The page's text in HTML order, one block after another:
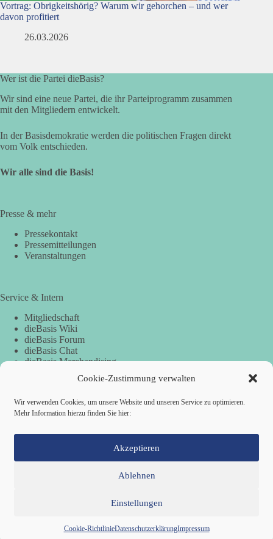
Cookie-Zustimmung verwalten
Wir verwenden Cookies, um unsere Website und unseren Service zu optimieren.
Mehr Information hierzu finden Sie hier:
Akzeptieren
Ablehnen
Einstellungen
Cookie-RichtlinieDatenschutzerklärungImpressum
Vortrag: Obrigkeitshörig? Warum wir gehorchen – und wer
davon profitiert
26.03.2026
Wer ist die Partei dieBasis?
Wir sind eine neue Partei, die ihr Parteiprogramm zusammen
mit den Mitgliedern entwickelt.
In der Basisdemokratie werden die politischen Fragen direkt
vom Volk entschieden.
Wir alle sind die Basis!
Presse & mehr
Pressekontakt
Pressemitteilungen
Veranstaltungen
Service & Intern
Mitgliedschaft
dieBasis Wiki
dieBasis Forum
dieBasis Chat
dieBasis Merchandising
Spenden
Kontakt
Cookie-Richtlinie (EU)
Copyright © 2026 Basisdemokratische Partei Deutschland ·